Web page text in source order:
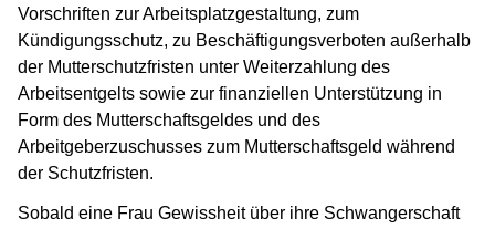
Vorschriften zur Arbeitsplatzgestaltung, zum
Kündigungsschutz, zu Beschäftigungsverboten außerhalb
der Mutterschutzfristen unter Weiterzahlung des
Arbeitsentgelts sowie zur finanziellen Unterstützung in
Form des Mutterschaftsgeldes und des
Arbeitgeberzuschusses zum Mutterschaftsgeld während
der Schutzfristen.
Sobald eine Frau Gewissheit über ihre Schwangerschaft